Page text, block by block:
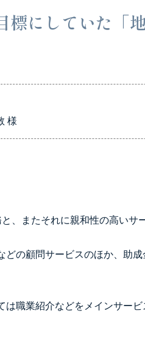
標にしていた「
様
、またそれに親和性の高いサ
の顧問サービスのほか、助
職業紹介などをメインサービ